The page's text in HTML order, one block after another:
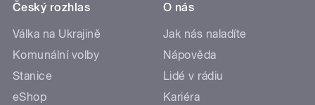
Český rozhlas
Válka na Ukrajině
Komunální volby
Stanice
eShop
O nás
Jak nás naladíte
Nápověda
Lidé v rádiu
Kariéra